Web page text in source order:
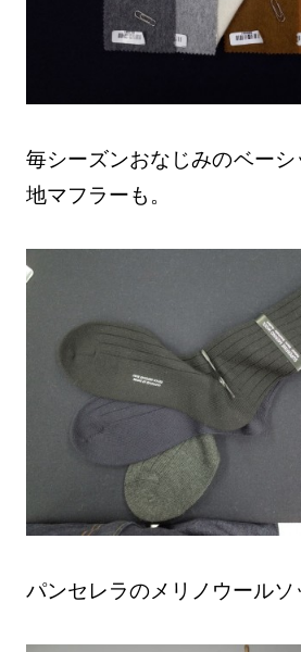
毎シーズンおなじみのベー
地マフラーも。
パンセレラのメリノウールソ